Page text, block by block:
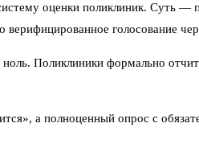
оценки поликлиник. Суть —
голосование
Поликлиники формально
а полноценный опрос с